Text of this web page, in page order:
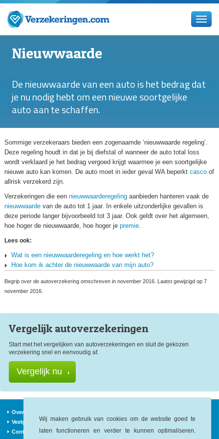
Wij maken gebruik van cookies om de website goed te
laten functioneren en verder te kunnen optimaliseren.
Nieuwwaarde
De nieuwwaarde van een auto is het bedrag dat
je nu nodig hebt om een nieuwe soortgelijke
auto aan te schaffen.
Sommige verzekeraars bieden een zogenaamde ‘nieuwwaarde regeling’.
Deze regeling houdt in dat je bij diefstal of wanneer de auto total loss
wordt verklaard je het bedrag vergoed krijgt waarmee je een soortgelijke
nieuwe auto kan komen. De auto moet in ieder geval WA beperkt casco of
allrisk verzekerd zijn.
Verzekeringen die een nieuwwaarderegeling aanbieden hanteren vaak de
nieuwwaarde van de auto tot 1 jaar. In enkele uitzonderlijke gevallen is
deze periode langer bijvoorbeeld tot 3 jaar. Ook geldt over het algemeen,
hoe hoger de nieuwwaarde, hoe hoger je premie.
Lees ook:
Wat is een nieuwwaarderegeling en hoe werkt het?
Hoe kom ik achter de nieuwwaarde van mijn auto?
Begrip over de autoverzekering omschreven in november 2016. Laatst gewijzigd op 7
november 2016.
Vergelijk autoverzekeringen
Start met het vergelijken van autoverzekeringen en sluit de gekozen
verzekering snel en eenvoudig af.
Vergelijk nu
Over ons
Veelgestelde vragen
Begrippen
Sitemap
Contact